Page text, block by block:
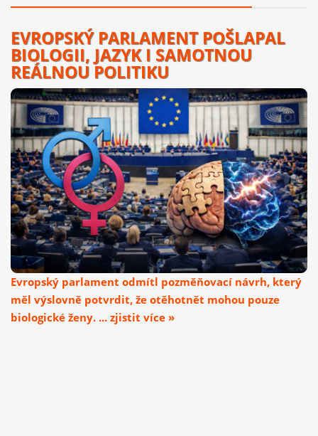
EVROPSKÝ PARLAMENT POŠLAPAL
BIOLOGII, JAZYK I SAMOTNOU
REÁLNOU POLITIKU
Evropský parlament odmítl pozměňovací návrh, který
měl výslovně potvrdit, že otěhotnět mohou pouze
biologické ženy. ... zjistit více »